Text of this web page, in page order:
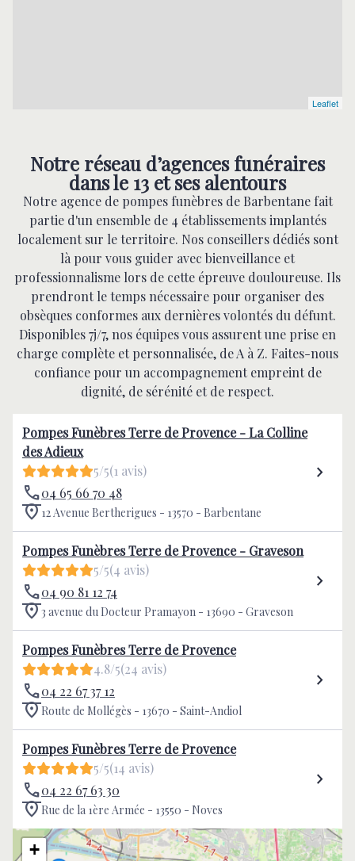
Leaflet
Notre réseau d’agences funéraires
dans le 13 et ses alentours
Notre agence de pompes funèbres de Barbentane fait
partie d'un ensemble de 4 établissements implantés
localement sur le territoire. Nos conseillers dédiés sont
là pour vous guider avec bienveillance et
professionnalisme lors de cette épreuve douloureuse. Ils
prendront le temps nécessaire pour organiser des
obsèques conformes aux dernières volontés du défunt.
Disponibles 7j/7, nos équipes vous assurent une prise en
charge complète et personnalisée, de A à Z. Faites-nous
confiance pour un accompagnement empreint de
dignité, de sérénité et de respect.
Pompes Funèbres Terre de Provence - La Colline
des Adieux
5/5(1 avis)
04 65 66 70 48
12 Avenue Bertherigues - 13570 - Barbentane
Pompes Funèbres Terre de Provence - Graveson
5/5(4 avis)
04 90 81 12 74
3 avenue du Docteur Pramayon - 13690 - Graveson
Pompes Funèbres Terre de Provence
4.8/5(24 avis)
04 22 67 37 12
Route de Mollégès - 13670 - Saint-Andiol
Pompes Funèbres Terre de Provence
5/5(14 avis)
04 22 67 63 30
Rue de la 1ère Armée - 13550 - Noves
+